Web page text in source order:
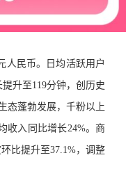
人民币。日均活跃用户
升至119分钟，创历史
态蓬勃发展，千粉以上
收入同比增长24%。商
比提升至37.1%，调整